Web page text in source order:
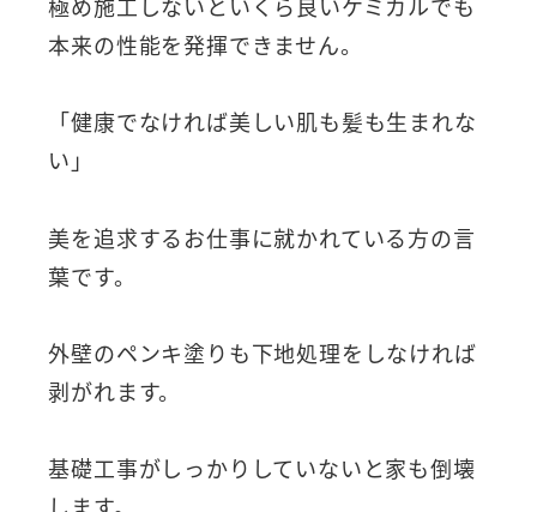
本来の性能を発揮できません。
「健康でなければ美しい肌も髪も生まれな
い」
美を追求するお仕事に就かれている方の言
葉です。
外壁のペンキ塗りも下地処理をしなければ
剥がれます。
基礎工事がしっかりしていないと家も倒壊